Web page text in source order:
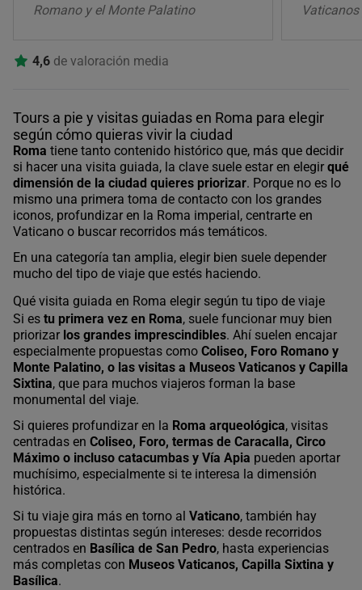
Romano y el Monte Palatino
4,6 de valoración media
Tours a pie y visitas guiadas en Roma para elegir
según cómo quieras vivir la ciudad
Roma tiene tanto contenido histórico que, más que decidir
si hacer una visita guiada, la clave suele estar en elegir qué
dimensión de la ciudad quieres priorizar. Porque no es lo
mismo una primera toma de contacto con los grandes
iconos, profundizar en la Roma imperial, centrarte en
Vaticano o buscar recorridos más temáticos.
En una categoría tan amplia, elegir bien suele depender
mucho del tipo de viaje que estés haciendo.
Qué visita guiada en Roma elegir según tu tipo de viaje
Si es tu primera vez en Roma, suele funcionar muy bien
priorizar los grandes imprescindibles. Ahí suelen encajar
especialmente propuestas como Coliseo, Foro Romano y
Monte Palatino, o las visitas a Museos Vaticanos y Capilla
Sixtina, que para muchos viajeros forman la base
monumental del viaje.
Si quieres profundizar en la Roma arqueológica, visitas
centradas en Coliseo, Foro, termas de Caracalla, Circo
Máximo o incluso catacumbas y Vía Apia pueden aportar
muchísimo, especialmente si te interesa la dimensión
histórica.
Si tu viaje gira más en torno al Vaticano, también hay
propuestas distintas según intereses: desde recorridos
centrados en Basílica de San Pedro, hasta experiencias
más completas con Museos Vaticanos, Capilla Sixtina y
Basílica.